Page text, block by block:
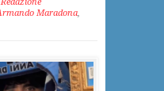
Maradona,